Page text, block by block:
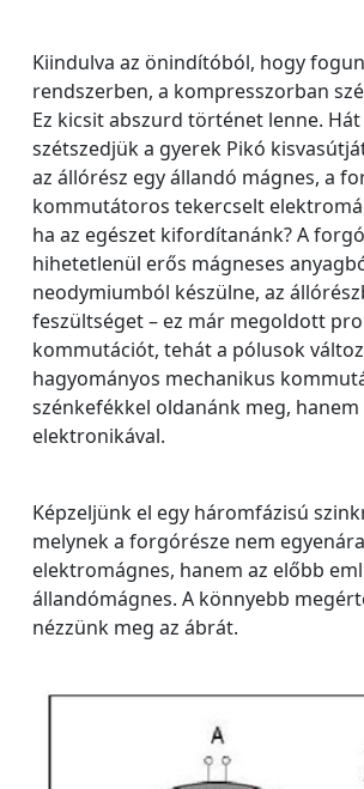
Kiindulva az önindítóból, hogy
rendszerben, a kompresszorban
Ez kicsit abszurd történet lenne. Hát
szétszedjük a gyerek Pikó
az állórész egy állandó mágnes, a
kommutátoros tekercselt
ha az egészet kifordítanánk? A
hihetetlenül erős mágneses
neodymiumból készülne, az
feszültséget – ez már megoldott
kommutációt, tehát a pólusok
hagyományos mechanikus
szénkefékkel oldanánk meg,
elektronikával.
Képzeljünk el egy háromfázisú
melynek a forgórésze nem
elektromágnes, hanem az előbb
állandómágnes. A könnyebb
nézzünk meg az ábrát.